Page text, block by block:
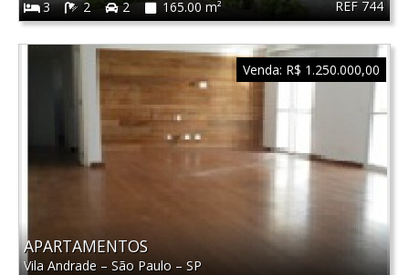
REF 744
3
2 2 165.00 m²
APARTAMENTOS
Vila Andrade – São Paulo – SP
Venda: R$ 1.250.000,00